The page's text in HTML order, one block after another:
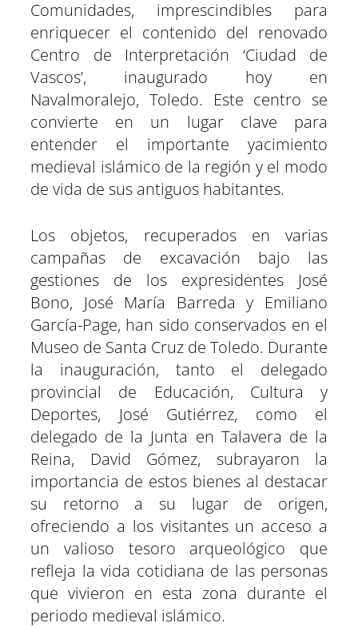
Comunidades, imprescindibles para
enriquecer el contenido del renovado
Centro de Interpretación ‘Ciudad de
Vascos’, inaugurado hoy en
Navalmoralejo, Toledo. Este centro se
convierte en un lugar clave para
entender el importante yacimiento
medieval islámico de la región y el modo
de vida de sus antiguos habitantes.
Los objetos, recuperados en varias
campañas de excavación bajo las
gestiones de los expresidentes José
Bono, José María Barreda y Emiliano
García-Page, han sido conservados en el
Museo de Santa Cruz de Toledo. Durante
la inauguración, tanto el delegado
provincial de Educación, Cultura y
Deportes, José Gutiérrez, como el
delegado de la Junta en Talavera de la
Reina, David Gómez, subrayaron la
importancia de estos bienes al destacar
su retorno a su lugar de origen,
ofreciendo a los visitantes un acceso a
un valioso tesoro arqueológico que
refleja la vida cotidiana de las personas
que vivieron en esta zona durante el
periodo medieval islámico.